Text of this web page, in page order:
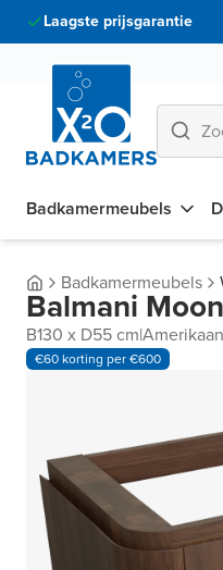
Laagste prijsgarantie
Badkamermeubels
Badkamermeubels
Balmani
B130 x D55 cm|
€60 korting per €600